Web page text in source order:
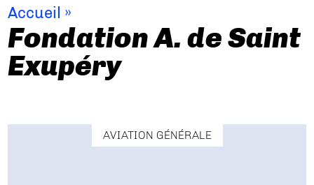
Accueil »
Fondation A. de Saint
Exupéry
AVIATION GÉNÉRALE